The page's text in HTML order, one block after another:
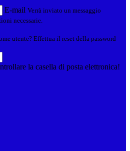
E-mail Verrà inviato un messaggio
necessarie.
utente? Effettua il reset della password
la casella di posta elettronica!